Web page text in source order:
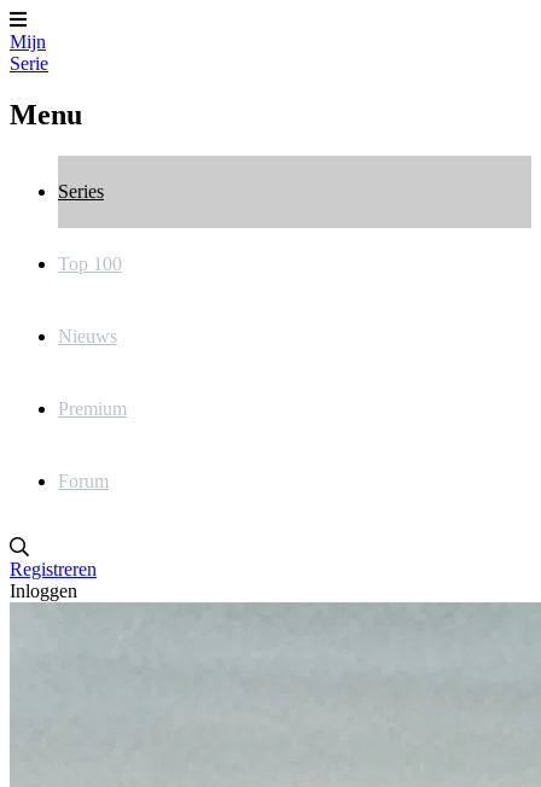
Mijn
Serie
Menu
Series
Top 100
Nieuws
Premium
Forum
Registreren
Inloggen